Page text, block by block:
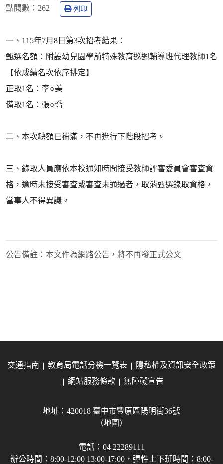
點閱數： 262 列印
一、115年7月8日第3次招考結果：
甄選名額：附設幼兒園學前特殊教育巡迴輔導班代理教師1名
【依成績名次依序排定】
正取1名：李○美
備取1名：張○喬
二、本次缺額已補滿，不再進行下階段招考。
三、錄取人員應依本校通知時間接受教師評審委員會審查資
格，逾時未接受審查或審查未通過者，取消甄選錄取資格，
當事人不得異議。
公告備註： 本文件為網路公告，將不再發正式公文
交通指南 教育局電話分機一覽表
隱私權及資訊安全政策
網站服務條款
無障礙宣告
地址：420018 臺中市豐原區陽明街36號
（地圖）
電話：04-22289111
辦公時間：8:00-12:00 13:00-17:00，彈性上下班時間：8:00-